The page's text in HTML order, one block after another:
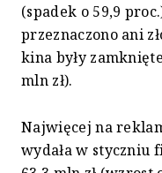
(spadek o 59,9
przeznaczono ani
kina były
mln zł).
Najwięcej na
wydała w styczniu